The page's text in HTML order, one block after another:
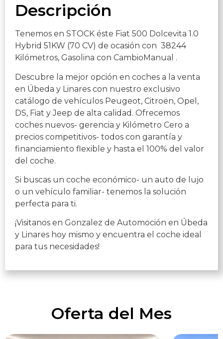
Descripción
Tenemos en STOCK éste Fiat 500 Dolcevita 1.0
Hybrid 51KW (70 CV) de ocasión con 38244
Kilómetros, Gasolina con CambioManual .
Descubre la mejor opción en coches a la venta
en Úbeda y Linares con nuestro exclusivo
catálogo de vehículos Peugeot, Citroën, Opel,
DS, Fiat y Jeep de alta calidad. Ofrecemos
coches nuevos- gerencia y Kilómetro Cero a
precios competitivos- todos con garantía y
financiamiento flexible y hasta el 100% del valor
del coche.
Si buscas un coche económico- un auto de lujo
o un vehículo familiar- tenemos la solución
perfecta para ti.
¡Visitanos en Gonzalez de Automoción en Úbeda
y Linares hoy mismo y encuentra el coche ideal
para tus necesidades!
Oferta del Mes